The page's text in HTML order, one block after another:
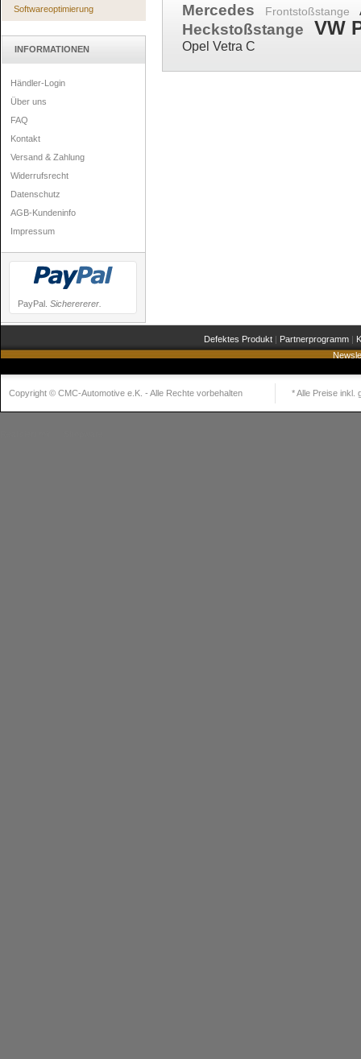
Softwareoptimierung
INFORMATIONEN
Händler-Login
Über uns
FAQ
Kontakt
Versand & Zahlung
Widerrufsrecht
Datenschutz
AGB-Kundeninfo
Impressum
PayPal. Sicherererer.
Mercedes
Frontstoßstange
Heckstoßstange VW
Opel Vetra C
Defektes Produkt | Partnerprogramm |
Copyright © CMC-Automotive e.K. - Alle Rechte vorbehalten * Alle Preise